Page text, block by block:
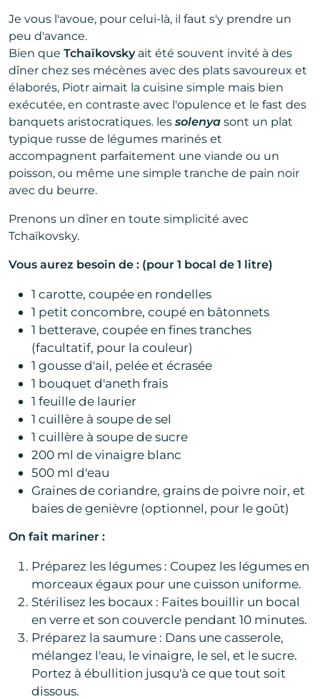
Je vous l'avoue, pour celui-là, il faut s'y prendre un
peu d'avance.
Bien que Tchaïkovskyait été souvent invité à des
dîner chez ses mécènes avec des plats savoureux et
élaborés, Piotr aimait la cuisine simple mais bien
exécutée, en contraste avec l'opulence et le fast des
banquets aristocratiques. les solenya sont un plat
typique russe de légumes marinés et
accompagnent parfaitement une viande ou un
poisson, ou même une simple tranche de pain noir
avec du beurre.
Prenons un dîner en toute simplicité avec
Tchaïkovsky.
Vous aurez besoin de : (pour 1 bocal de 1 litre)
1 carotte, coupée en rondelles
1 petit concombre, coupé en bâtonnets
1 betterave, coupée en fines tranches
(facultatif, pour la couleur)
1 gousse d'ail, pelée et écrasée
1 bouquet d'aneth frais
1 feuille de laurier
1 cuillère à soupe de sel
1 cuillère à soupe de sucre
200 ml de vinaigre blanc
500 ml d'eau
Graines de coriandre, grains de poivre noir, et
baies de genièvre (optionnel, pour le goût)
On fait mariner :
Préparez les légumes : Coupez les légumes en
morceaux égaux pour une cuisson uniforme.
Stérilisez les bocaux : Faites bouillir un bocal
en verre et son couvercle pendant 10 minutes.
Préparez la saumure : Dans une casserole,
mélangez l'eau, le vinaigre, le sel, et le sucre.
Portez à ébullition jusqu'à ce que tout soit
dissous.